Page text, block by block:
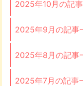
2025年10月の記
2025年9月の記事
2025年8月の記事
2025年7月の記事